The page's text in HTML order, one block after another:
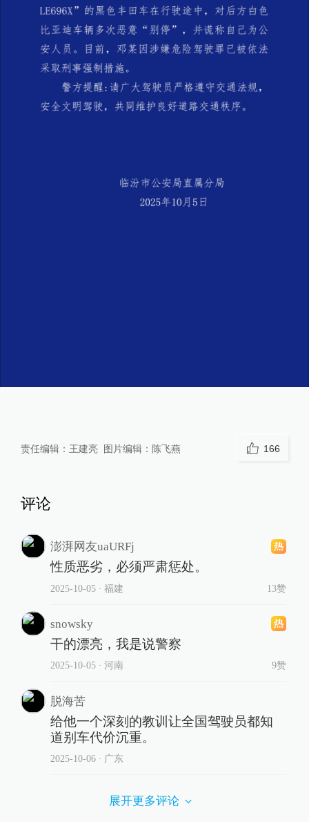
责任编辑： 王建亮 图片编辑： 陈飞燕 166
评论
澎湃网友uaURFj
性质恶劣，必须严肃惩处。
2025-10-05∙ 福建 13赞
snowsky
干的漂亮，我是说警察
2025-10-05∙ 河南 9赞
脱海苦
给他一个深刻的教训让全国驾驶员都知
道别车代价沉重。
2025-10-06∙ 广东
展开更多评论